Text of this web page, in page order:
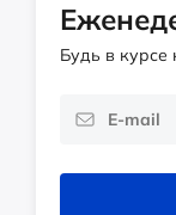
Будь в курсе